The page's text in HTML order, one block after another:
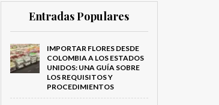
Entradas Populares
IMPORTAR FLORES DESDE
COLOMBIA A LOS ESTADOS
UNIDOS: UNA GUÍA SOBRE
LOS REQUISITOS Y
PROCEDIMIENTOS